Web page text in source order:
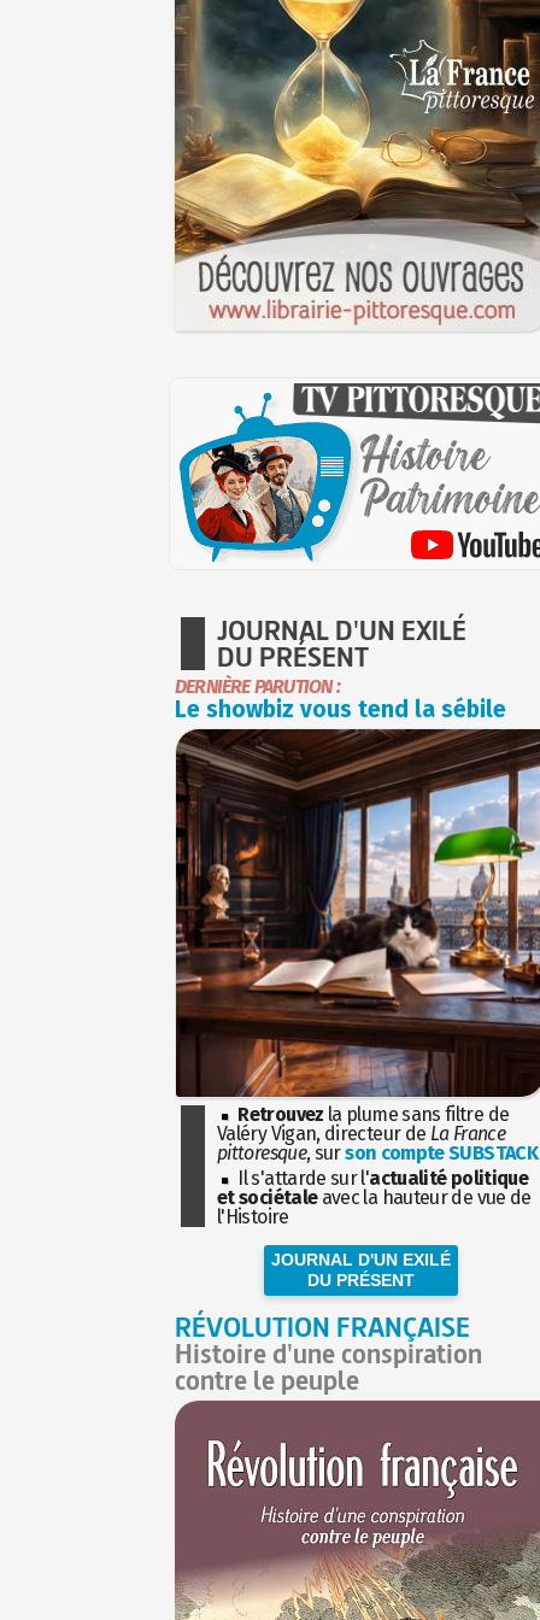
JOURNAL D'UN EXILÉ
DU PRÉSENT
DERNIÈRE PARUTION :
Le showbiz vous tend la sébile
Retrouvez la plume sans filtre de
Valéry Vigan, directeur de La France
pittoresque, surson compte SUBSTACK
Il s'attarde sur l'actualité politique
et sociétaleavec la hauteur de vue de
l'Histoire
JOURNAL D'UN EXILÉ
DU PRÉSENT
RÉVOLUTION FRANÇAISE
Histoire d'une conspiration
contre le peuple